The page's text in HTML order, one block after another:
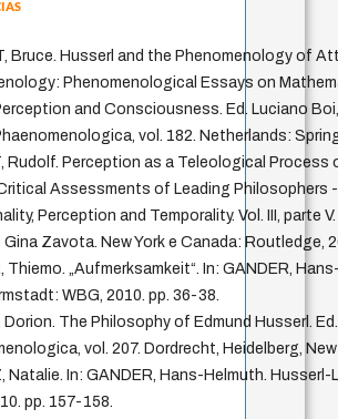
Bruce. Husserl and the Phenomenology of
Phenomenological Essays on
and Consciousness. Ed. Luciano
vol. 182. Netherlands:
Rudolf. Perception as a Teleological Process
Assessments of Leading Philosophers
Perception and Temporality. Vol. III, parte
Gina Zavota. New York e Canada: Routledge,
Thiemo. „Aufmerksamkeit“. In: GANDER,
WBG, 2010. pp. 36-38.
Dorion. The Philosophy of Edmund Husserl.
vol. 207. Dordrecht, Heidelberg,
Natalie. In: GANDER, Hans-Helmuth.
pp. 157-158.